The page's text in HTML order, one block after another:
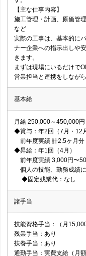
【主な仕事内容】
施工管理・計画、原価管
など
実際の工事は、基本的に
ナー企業への指示出しや
きます。
まずは現場にいるだけで
営業担当と連携をしなが
基本給
月給 250,000～450,000円
◆賞与：年2回（7月・12
前年度実績 計2.5ヶ月分
◆昇給：年1回（4月）
前年度実績 3,000円〜
個人の技能、勤務成績に
◆固定残業代：なし
諸手当
技能資格手当：（月
残業手当：あり
扶養手当：あり
通勤手当：実費支給（月